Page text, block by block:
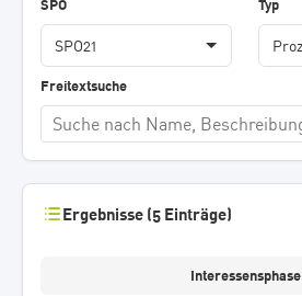
SPO Typ
Freitextsuche
Ergebnisse (5 Einträge)
Interessensphase